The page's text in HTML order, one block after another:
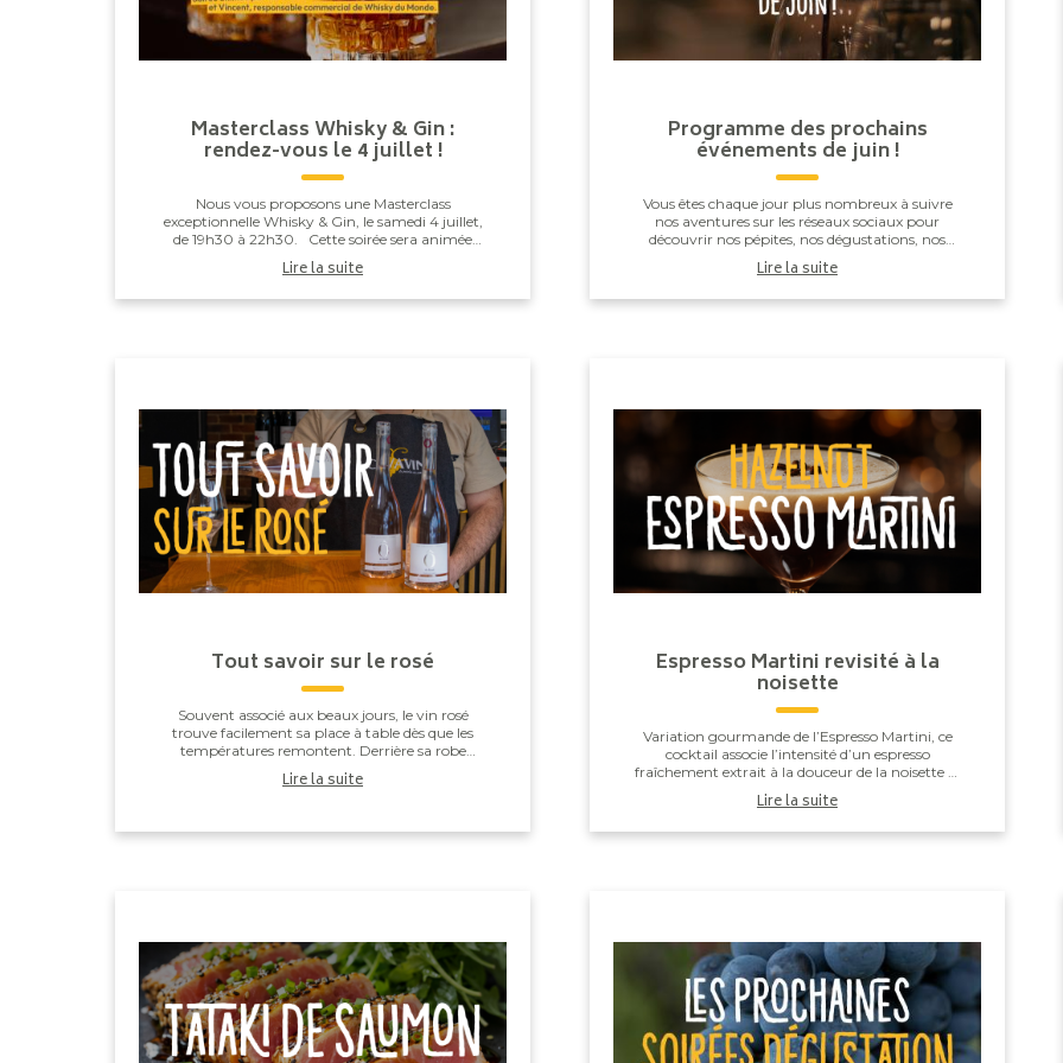
Masterclass Whisky & Gin :
rendez-vous le 4 juillet !
Nous vous proposons une Masterclass
exceptionnelle Whisky & Gin, le samedi 4 juillet,
de 19h30 à 22h30. Cette soirée sera animée
par Vincent Hennerick, responsable co...
Lire la suite
Programme des prochains
événements de juin !
Vous êtes chaque jour plus nombreux à suivre
nos aventures sur les réseaux sociaux pour
découvrir nos pépites, nos dégustations, nos
soirées et bien plus encore… et cela nous touche
énormément....
Lire la suite
Tout savoir sur le rosé
Souvent associé aux beaux jours, le vin rosé
trouve facilement sa place à table dès que les
températures remontent. Derrière sa robe
délicate, il cache pourtant un savoir-faire bien
plus techniqu...
Lire la suite
Espresso Martini revisité à la
noisette
Variation gourmande de l’Espresso Martini, ce
cocktail associe l’intensité d’un espresso
fraîchement extrait à la douceur de la noisette et
à la profondeur de la liqueur de café. Secoué
vigoureus...
Lire la suite